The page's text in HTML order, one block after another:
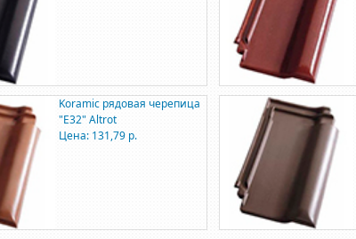
Koramic рядовая черепица
"E32" Altrot
Цена: 131,79 р.